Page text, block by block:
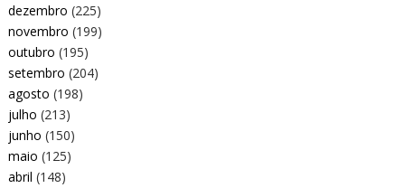
dezembro (225)
novembro (199)
outubro (195)
setembro (204)
agosto (198)
julho (213)
junho (150)
maio (125)
abril (148)